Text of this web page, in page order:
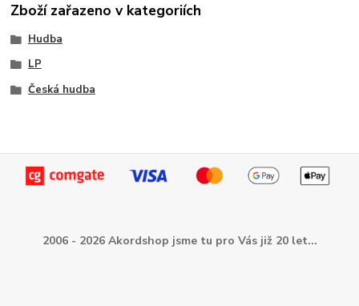
Zboží zařazeno v kategoriích
Hudba
LP
Česká hudba
2006 - 2026 Akordshop jsme tu pro Vás již 20 let...